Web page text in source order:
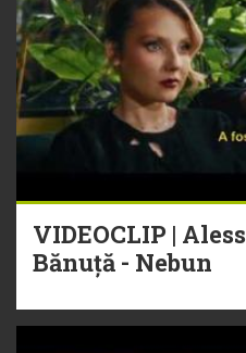
VIDEOCLIP |
Bănuță - Nebun